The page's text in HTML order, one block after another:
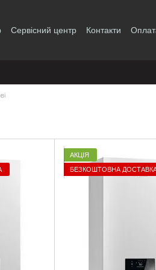
Сервісний центр Контакти
АКЦІЯ
БЕЗКОШТОВНА